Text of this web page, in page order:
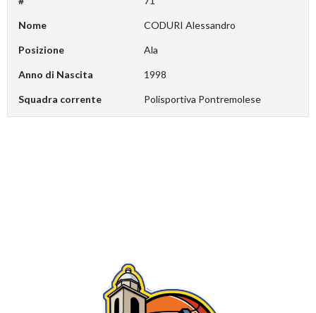
Nome CODURI Alessandro
Posizione Ala
Anno di Nascita 1998
Squadra corrente Polisportiva Pontremolese